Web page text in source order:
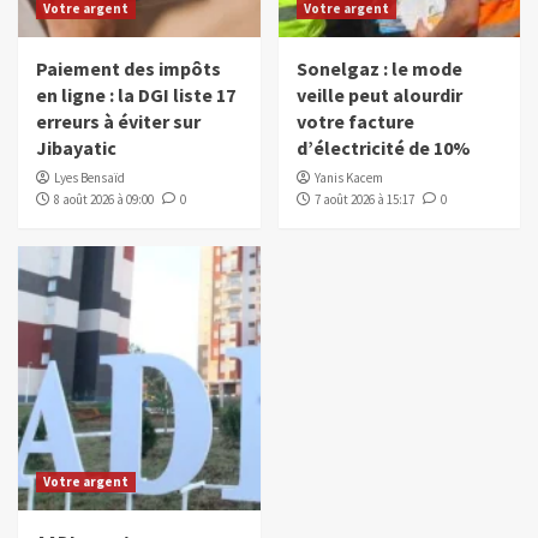
Votre argent
Paiement des impôts
en ligne : la DGI liste 17
erreurs à éviter sur
Jibayatic
Lyes Bensaïd
8 août 2026 à 09:00
0
Votre argent
Sonelgaz : le mode
veille peut alourdir
votre facture
d’électricité de 10%
Yanis Kacem
7 août 2026 à 15:17
0
Votre argent